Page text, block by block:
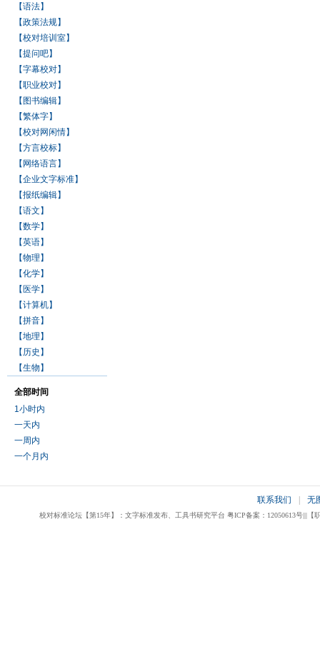
【语法】
【政策法规】
【校对培训室】
【提问吧】
【字幕校对】
【职业校对】
【图书编辑】
【繁体字】
【校对网闲情】
【方言校标】
【网络语言】
【企业文字标准】
【报纸编辑】
【语文】
【数学】
【英语】
【物理】
【化学】
【医学】
【计算机】
【拼音】
【地理】
【历史】
【生物】
全部时间
1小时内
一天内
一周内
一个月内
联系我们 无
校对标准论坛【第15年】：文字标准发布、工具书研究平台 粤ICP备案：12050613号|||【